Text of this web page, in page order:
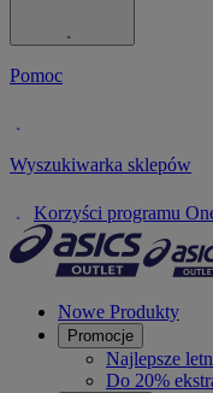
Pomoc
Wyszukiwarka sklepów
Korzyści programu
Nowe Produkty
Promocje
Najlepsze
Do 20%